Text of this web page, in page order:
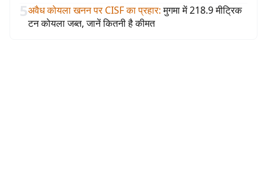
5अवैध कोयला खनन पर CISF का प्रहार: मुगमा में 218.9 मीट्रिक
टन कोयला जब्त, जानें कितनी है कीमत